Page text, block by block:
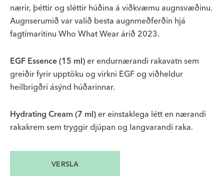
nærir, þéttir og sléttir húðina á viðkvæmu augnsvæðinu.
Augnserumið var valið besta augnmeðferðin hjá
fagtímaritinu Who What Wear árið 2023.
EGF Essence (15 ml) er endurnærandi rakavatn sem
greiðir fyrir upptöku og virkni EGF og viðheldur
heilbrigðri ásýnd húðarinnar.
Hydrating Cream (7 ml) er einstaklega létt en nærandi
rakakrem sem tryggir djúpan og langvarandi raka.
VERSLA